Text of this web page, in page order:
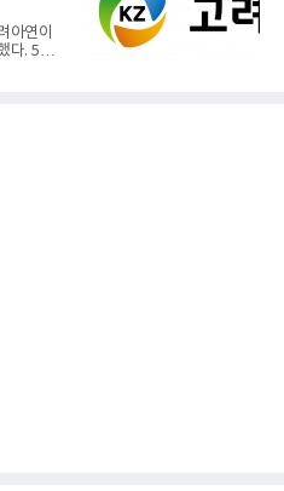
아연이
다. 5일